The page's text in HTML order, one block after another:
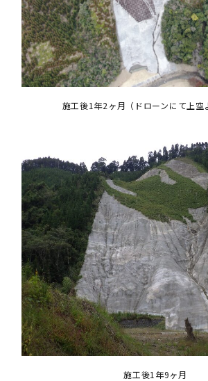
施工後1年2ヶ月（ドローンにて上空
施工後1年9ヶ月